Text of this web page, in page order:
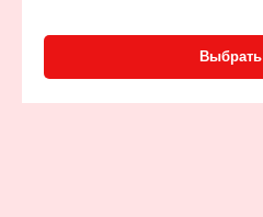
Выбрать